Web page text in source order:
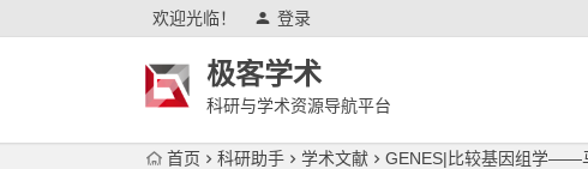
欢迎光临！ 登录
极客学术
科研与学术资源导航平台
首页 科研助手 学术文献 GENES|比较基因组学——